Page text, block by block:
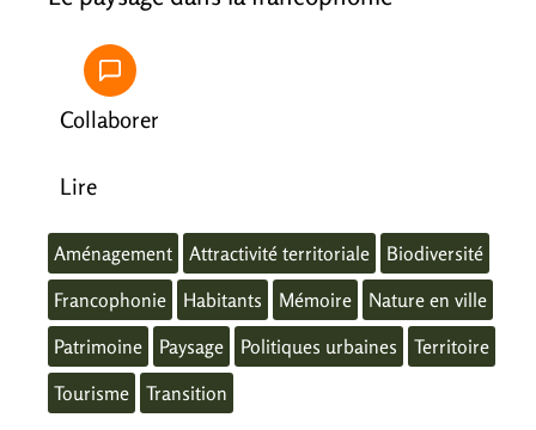
Collaborer
Lire
Aménagement Attractivité territoriale
Biodiversité
Francophonie
Habitants Mémoire
Nature en ville
Patrimoine
Paysage Politiques urbaines
Territoire
Tourisme
Transition